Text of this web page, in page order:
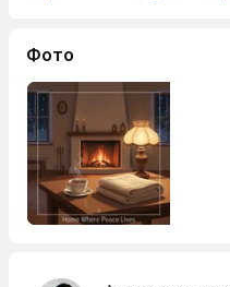
Фото